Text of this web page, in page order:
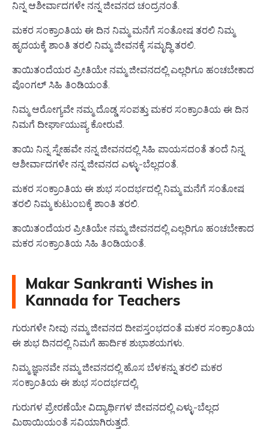
ನಿನ್ನ ಆಶೀರ್ವಾದಗಳೇ ನನ್ನ ಜೀವನದ ಚಂದ್ರನಂತೆ.
ಮಕರ ಸಂಕ್ರಾಂತಿಯ ಈ ದಿನ ನಿಮ್ಮ ಮನೆಗೆ ಸಂತೋಷ ತರಲಿ ನಿಮ್ಮ
ಹೃದಯಕ್ಕೆ ಶಾಂತಿ ತರಲಿ ನಿಮ್ಮ ಜೀವನಕ್ಕೆ ಸಮೃದ್ಧಿ ತರಲಿ.
ತಾಯಿತಂದೆಯರ ಪ್ರೀತಿಯೇ ನಮ್ಮ ಜೀವನದಲ್ಲಿ ಎಲ್ಲರಿಗೂ ಹಂಚಬೇಕಾದ
ಪೊಂಗಲ್ ಸಿಹಿ ತಿಂಡಿಯಂತೆ.
ನಿಮ್ಮ ಆರೋಗ್ಯವೇ ನಮ್ಮ ದೊಡ್ಡ ಸಂಪತ್ತು ಮಕರ ಸಂಕ್ರಾಂತಿಯ ಈ ದಿನ
ನಿಮಗೆ ದೀರ್ಘಾಯುಷ್ಯ ಕೋರುವೆ.
ತಾಯಿ ನಿನ್ನ ಸ್ನೇಹವೇ ನನ್ನ ಜೀವನದಲ್ಲಿ ಸಿಹಿ ಪಾಯಸದಂತೆ ತಂದೆ ನಿನ್ನ
ಆಶೀರ್ವಾದಗಳೇ ನನ್ನ ಜೀವನದ ಎಳ್ಳು-ಬೆಲ್ಲದಂತೆ.
ಮಕರ ಸಂಕ್ರಾಂತಿಯ ಈ ಶುಭ ಸಂದರ್ಭದಲ್ಲಿ ನಿಮ್ಮ ಮನೆಗೆ ಸಂತೋಷ
ತರಲಿ ನಿಮ್ಮ ಕುಟುಂಬಕ್ಕೆ ಶಾಂತಿ ತರಲಿ.
ತಾಯಿತಂದೆಯರ ಪ್ರೀತಿಯೇ ನಮ್ಮ ಜೀವನದಲ್ಲಿ ಎಲ್ಲರಿಗೂ ಹಂಚಬೇಕಾದ
ಮಕರ ಸಂಕ್ರಾಂತಿಯ ಸಿಹಿ ತಿಂಡಿಯಂತೆ.
Makar Sankranti Wishes in
Kannada for Teachers
ಗುರುಗಳೇ ನೀವು ನಮ್ಮ ಜೀವನದ ದೀಪಸ್ತಂಭದಂತೆ ಮಕರ ಸಂಕ್ರಾಂತಿಯ
ಈ ಶುಭ ದಿನದಲ್ಲಿ ನಿಮಗೆ ಹಾರ್ದಿಕ ಶುಭಾಶಯಗಳು.
ನಿಮ್ಮ ಜ್ಞಾನವೇ ನಮ್ಮ ಜೀವನದಲ್ಲಿ ಹೊಸ ಬೆಳಕನ್ನು ತರಲಿ ಮಕರ
ಸಂಕ್ರಾಂತಿಯ ಈ ಶುಭ ಸಂದರ್ಭದಲ್ಲಿ.
ಗುರುಗಳ ಪ್ರೇರಣೆಯೇ ವಿದ್ಯಾರ್ಥಿಗಳ ಜೀವನದಲ್ಲಿ ಎಳ್ಳು-ಬೆಲ್ಲದ
ಮಿಠಾಯಿಯಂತೆ ಸವಿಯಾಗಿರುತ್ತದೆ.